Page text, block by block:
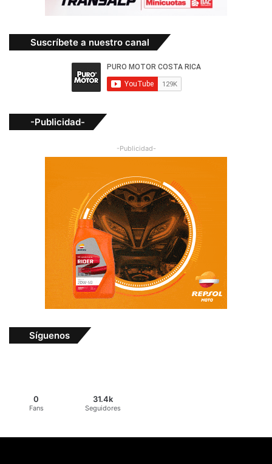
Suscríbete a nuestro canal
-Publicidad-
-Publicidad-
Síguenos
0
Fans
31.4k
Seguidores